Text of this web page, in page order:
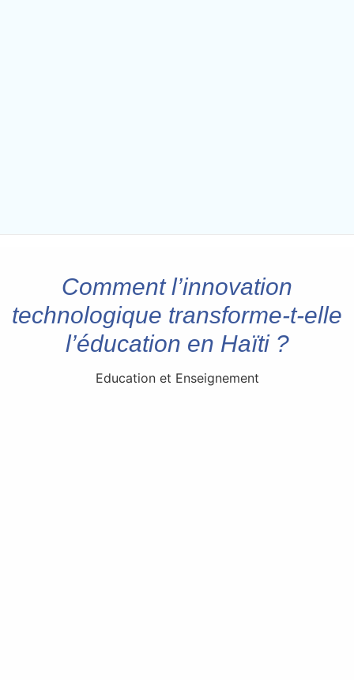
Comment l’innovation
technologique transforme-t-elle
l’éducation en Haïti ?
Education et Enseignement